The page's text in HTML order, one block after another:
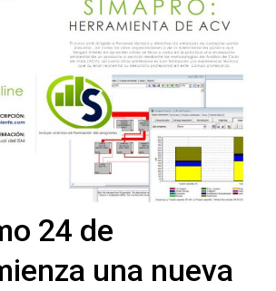
24 de
una nueva